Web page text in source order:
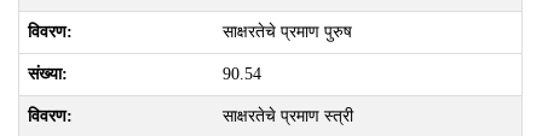
साक्षरतेचे प्रमाण पुरुष
90.54
साक्षरतेचे प्रमाण स्त्री